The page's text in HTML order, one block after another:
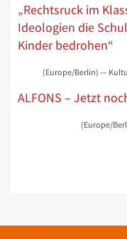
„Rechtsruck im
Ideologien die
Kinder bedrohen“
(Europe/Berlin) —
ALFONS – Jetzt
(Europe/